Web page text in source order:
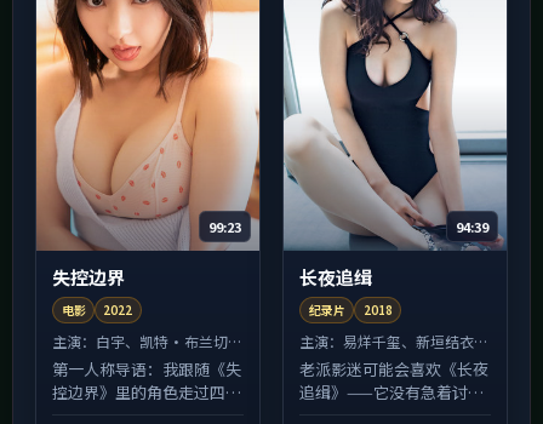
99:23
失控边界
电影 2022
主演： 白宇、凯特·布兰切特
等
第一人称导语：我跟随《失
控边界》里的角色走过四
94:39
长夜追缉
纪录片 2018
主演：易烊千玺、新垣结衣
等
老派影迷可能会喜欢《长夜
追缉》——它没有急着讨好